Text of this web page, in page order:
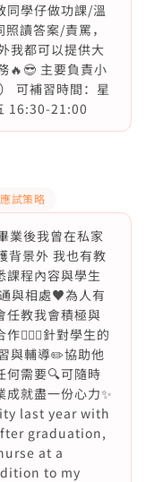
同學仔做功課/溫
讀答案/責罵，
我都可以提供大
🔥😎 主要負責小
可補習時間：星
16:30-21:00
應試策略
業後我曾在私家
背景外 我也有教
課程內容與學生
與相處♥️為人有
任教我會積極與
🙇🏻‍♀️針對學生的
與輔導✏️協助他
何需要🔍可隨時
就盡一份心力✨
last year with
graduation,
at a
to my